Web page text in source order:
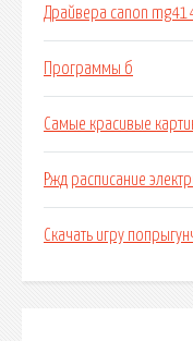
Драйвера canon
Программы б
Самые красивые
Ржд расписание
Скачать игру